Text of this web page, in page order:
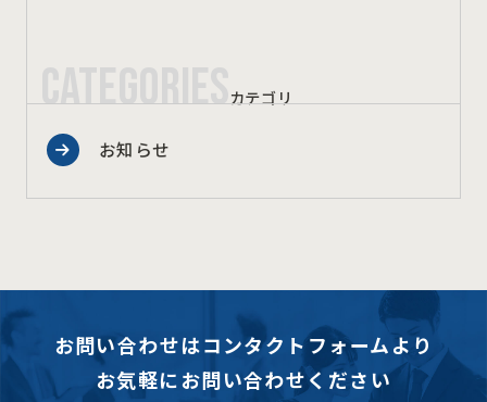
CATEGORIESカテゴリ
お知らせ
お問い合わせはコンタクトフォームより
お気軽にお問い合わせください